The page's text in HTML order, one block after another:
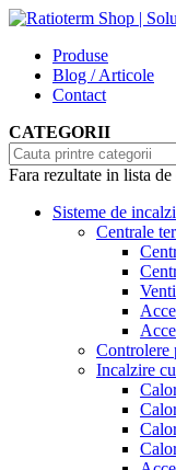
Produse
Blog / Articole
Contact
CATEGORII
Fara rezultate in lista
Sisteme de
Centrale
Controlere
Incalzire